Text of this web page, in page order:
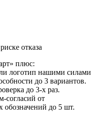
отказа
плюс:
логотип нашими силами
до 3 вариантов.
до 3-х раз.
согласий от
обозначений до 5 шт.